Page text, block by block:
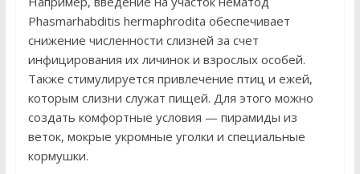
Phasmarhabditis hermaphrodita обеспечивает
снижение численности слизней за счет
инфицирования их личинок и взрослых особей.
Также стимулируется привлечение птиц и ежей,
которым слизни служат пищей. Для этого можно
создать комфортные условия — пирамиды из
веток, мокрые укромные уголки и специальные
кормушки.